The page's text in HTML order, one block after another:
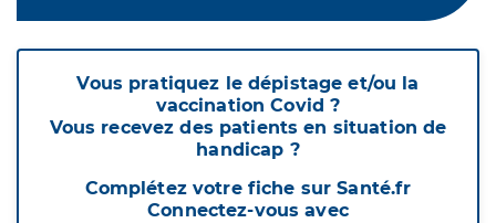
Vous pratiquez le dépistage et/ou la
vaccination Covid ?
Vous recevez des patients en situation de
handicap ?
Complétez votre fiche sur Santé.fr
Connectez-vous avec